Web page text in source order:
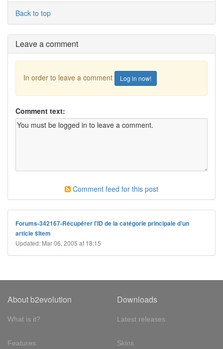
Back to top
Leave a comment
In order to leave a comment Log in now!
Comment text:
Comment feed for this post
Forums-342167-Récupérer l'ID de la catégorie principale d'un
article $Item
Updated: Mar 06, 2005 at 18:15
About b2evolution
What is it?
Features
Downloads
Latest releases
Skins